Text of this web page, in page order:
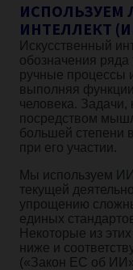
ИСПОЛЬЗУЕМ
ИНТЕЛЛЕКТ
Искусственный
обозначения
ручные процессы
выполняя
человека.
посредством
большей
при его участии.
Мы используем
текущей
упрощению
единых
Некоторые из
ниже и
(«Закон ЕС об